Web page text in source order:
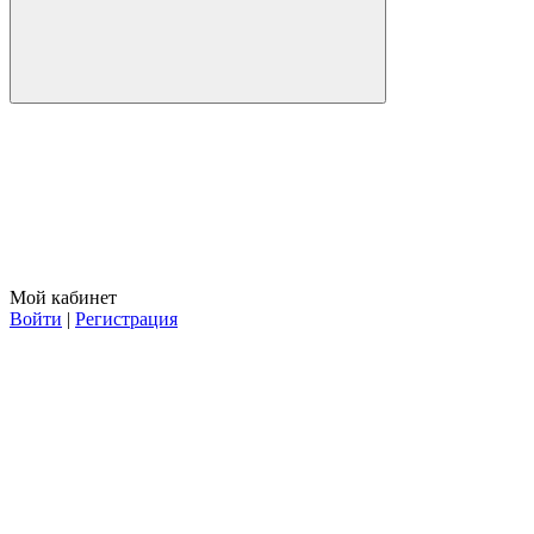
Мой кабинет
Войти | Регистрация